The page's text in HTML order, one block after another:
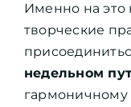
Именно на это
творческие
недельном